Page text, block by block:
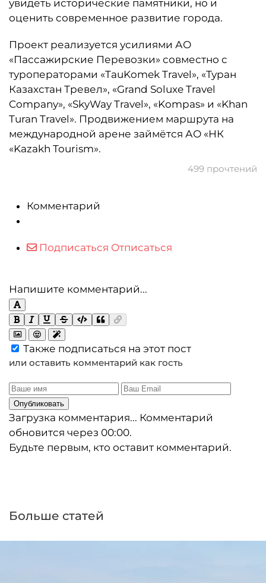
увидеть исторические памятники, но и
оценить современное развитие города.
Проект реализуется усилиями АО
«Пассажирские Перевозки» совместно с
туроператорами «TauKomek Travel», «Туран
Казахстан Тревел», «Grand Soluxe Travel
Company», «SkyWay Travel», «Kompas» и «Khan
Turan Travel». Продвижением маршрута на
международной арене займётся АО «НК
«Kazakh Tourism».
499 прочтений
Комментарий
Подписаться Отписаться
Напишите комментарий...
Также подписаться на этот пост
или оставить комментарий как гость
Опубликовать
Загрузка комментария... Комментарий
обновится через 00:00.
Будьте первым, кто оставит комментарий.
Больше статей